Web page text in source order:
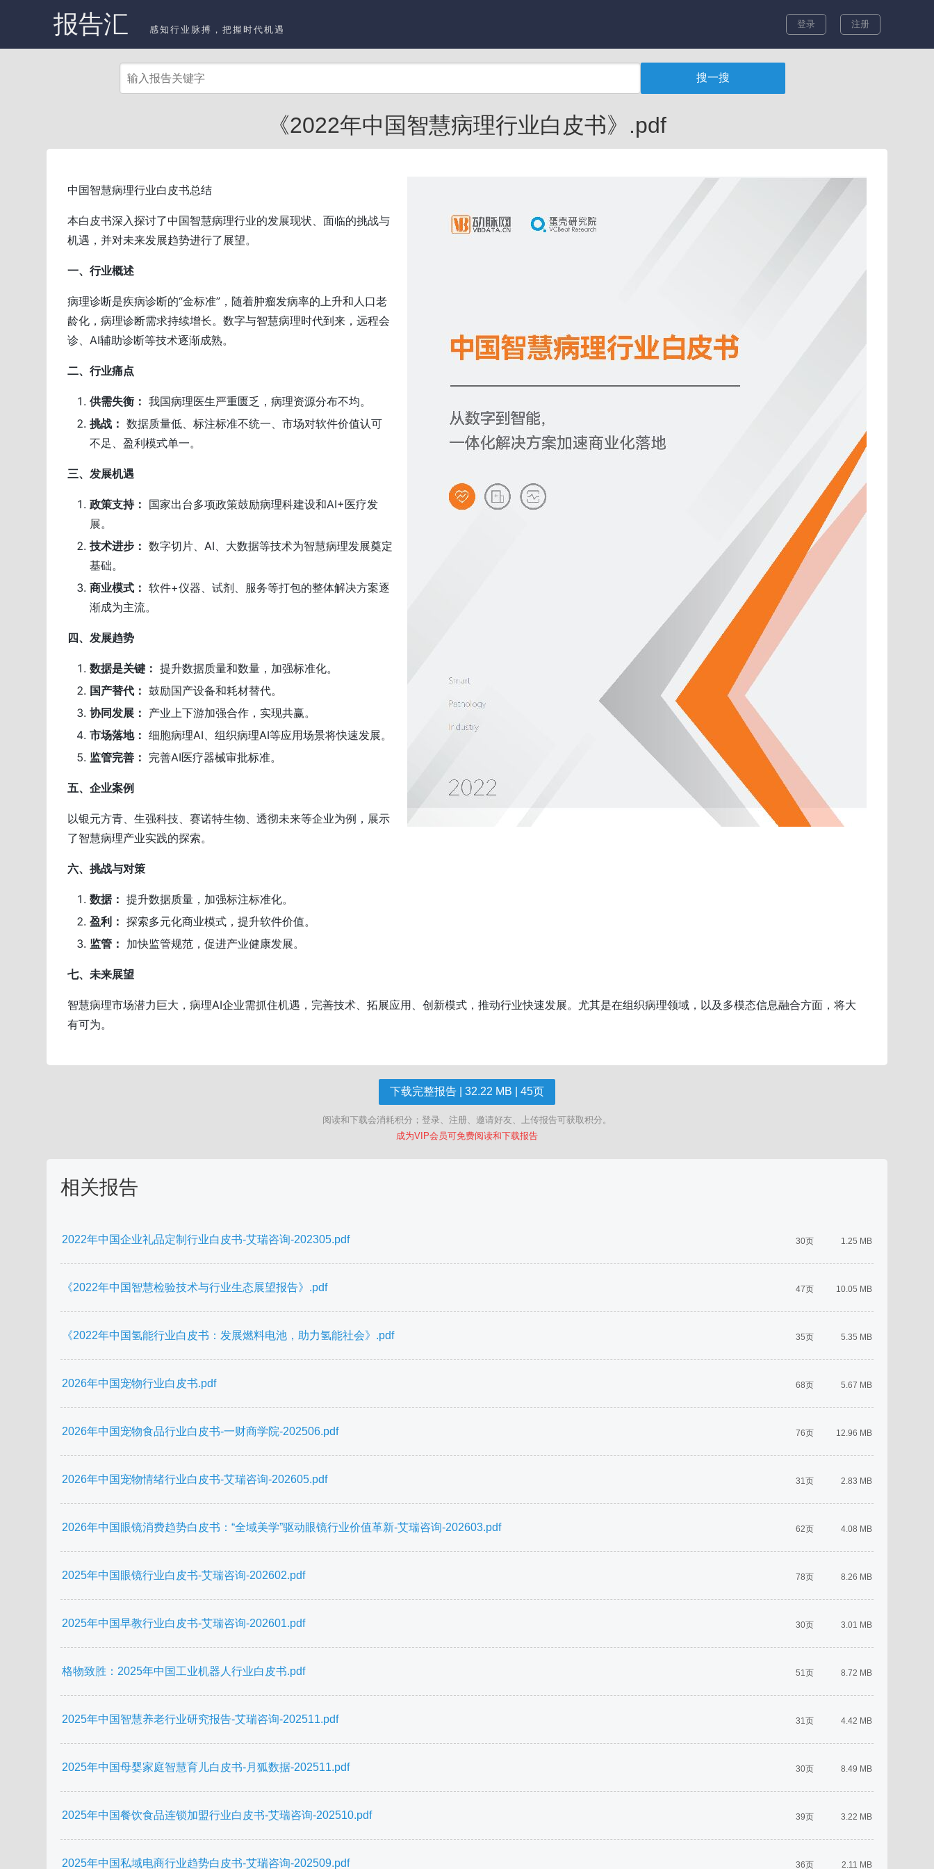
报告汇 感知行业脉搏，把握时代机遇
登录 注册
《2022年中国智慧病理行业白皮书》.pdf
中国智慧病理行业白皮书总结
本白皮书深入探讨了中国智慧病理行业的发展现状、面临的挑战与
机遇，并对未来发展趋势进行了展望。
一、行业概述
病理诊断是疾病诊断的“金标准”，随着肿瘤发病率的上升和人口老
龄化，病理诊断需求持续增长。数字与智慧病理时代到来，远程会
诊、AI辅助诊断等技术逐渐成熟。
二、行业痛点
供需失衡： 我国病理医生严重匮乏，病理资源分布不均。
挑战： 数据质量低、标注标准不统一、市场对软件价值认可
不足、盈利模式单一。
三、发展机遇
政策支持： 国家出台多项政策鼓励病理科建设和AI+医疗发
展。
技术进步： 数字切片、AI、大数据等技术为智慧病理发展奠定
基础。
商业模式： 软件+仪器、试剂、服务等打包的整体解决方案逐
渐成为主流。
四、发展趋势
数据是关键： 提升数据质量和数量，加强标准化。
国产替代： 鼓励国产设备和耗材替代。
协同发展： 产业上下游加强合作，实现共赢。
市场落地： 细胞病理AI、组织病理AI等应用场景将快速发展。
监管完善： 完善AI医疗器械审批标准。
五、企业案例
以银元方青、生强科技、赛诺特生物、透彻未来等企业为例，展示
了智慧病理产业实践的探索。
六、挑战与对策
数据： 提升数据质量，加强标注标准化。
盈利： 探索多元化商业模式，提升软件价值。
监管： 加快监管规范，促进产业健康发展。
七、未来展望
智慧病理市场潜力巨大，病理AI企业需抓住机遇，完善技术、拓展应用、创新模式，推动行业快速发展。尤其是在组织病理领域，以及多模态信息融合方面，将大
有可为。
下载完整报告 | 32.22 MB | 45页
阅读和下载会消耗积分；登录、注册、邀请好友、上传报告可获取积分。
成为VIP会员可免费阅读和下载报告
相关报告
1.25 MB
30页
2022年中国企业礼品定制行业白皮书-艾瑞咨询-202305.pdf
10.05 MB
47页
《2022年中国智慧检验技术与行业生态展望报告》.pdf
5.35 MB
35页
《2022年中国氢能行业白皮书：发展燃料电池，助力氢能社会》.pdf
5.67 MB
68页
2026年中国宠物行业白皮书.pdf
12.96 MB
76页
2026年中国宠物食品行业白皮书-一财商学院-202506.pdf
2.83 MB
31页
2026年中国宠物情绪行业白皮书-艾瑞咨询-202605.pdf
4.08 MB
62页
2026年中国眼镜消费趋势白皮书：“全域美学”驱动眼镜行业价值革新-艾瑞咨询-202603.pdf
8.26 MB
78页
2025年中国眼镜行业白皮书-艾瑞咨询-202602.pdf
3.01 MB
30页
2025年中国早教行业白皮书-艾瑞咨询-202601.pdf
8.72 MB
51页
格物致胜：2025年中国工业机器人行业白皮书.pdf
4.42 MB
31页
2025年中国智慧养老行业研究报告-艾瑞咨询-202511.pdf
8.49 MB
30页
2025年中国母婴家庭智慧育儿白皮书-月狐数据-202511.pdf
3.22 MB
39页
2025年中国餐饮食品连锁加盟行业白皮书-艾瑞咨询-202510.pdf
2.11 MB
36页
2025年中国私域电商行业趋势白皮书-艾瑞咨询-202509.pdf